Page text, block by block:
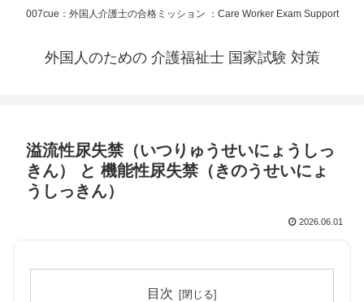
007cue：外国人介護士の合格ミッション ：Care Worker Exam Support
外国人のための 介護福祉士 国家試験 対策
溢流性尿失禁（いつりゅうせいにょうしっ
きん） と 機能性尿失禁（きのうせいにょ
うしっきん）
2026.06.01
目次